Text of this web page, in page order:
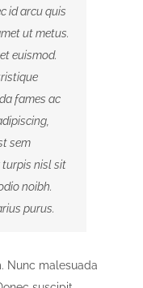
id arcu quis
ut metus.
euismod.
fames ac
sem
turpis nisl sit
noibh.
purus.
Nunc malesuada